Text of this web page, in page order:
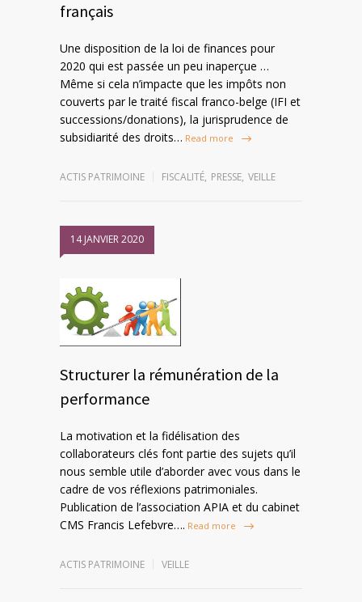
français
Une disposition de la loi de finances pour
2020 qui est passée un peu inaperçue …
Même si cela n’impacte que les impôts non
couverts par le traité fiscal franco-belge (IFI et
successions/donations), la jurisprudence de
subsidiarité des droits… Read more
ACTIS PATRIMOINE FISCALITÉ, PRESSE, VEILLE
14 JANVIER 2020
Structurer la rémunération de la
performance
La motivation et la fidélisation des
collaborateurs clés font partie des sujets qu’il
nous semble utile d’aborder avec vous dans le
cadre de vos réflexions patrimoniales.
Publication de l’association APIA et du cabinet
CMS Francis Lefebvre…. Read more
ACTIS PATRIMOINE VEILLE